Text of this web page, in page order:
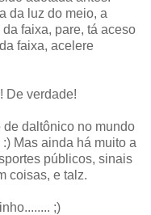
da luz do meio, a
faixa, pare, tá aceso
faixa, acelere
De verdade!
de daltônico no mundo
Mas ainda há muito a
públicos, sinais
coisas, e talz.
;)